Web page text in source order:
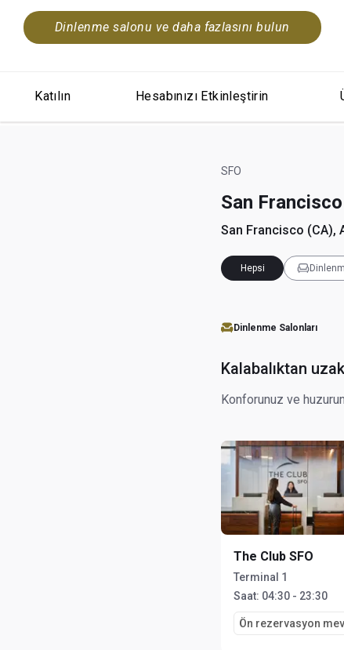
Dinlenme salonu ve daha fazlasını bulun
Katılın Hesabınızı Etkinleştirin
SFO
San
San Francisco (CA),
Hepsi
Dinlenme Salonları
Kalabalıktan
Konforunuz ve
The Club SFO
Terminal 1
Saat: 04:30 - 23:30
Ön rezervasyon